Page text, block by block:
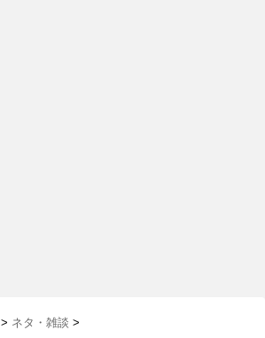
> ネタ・雑談 >